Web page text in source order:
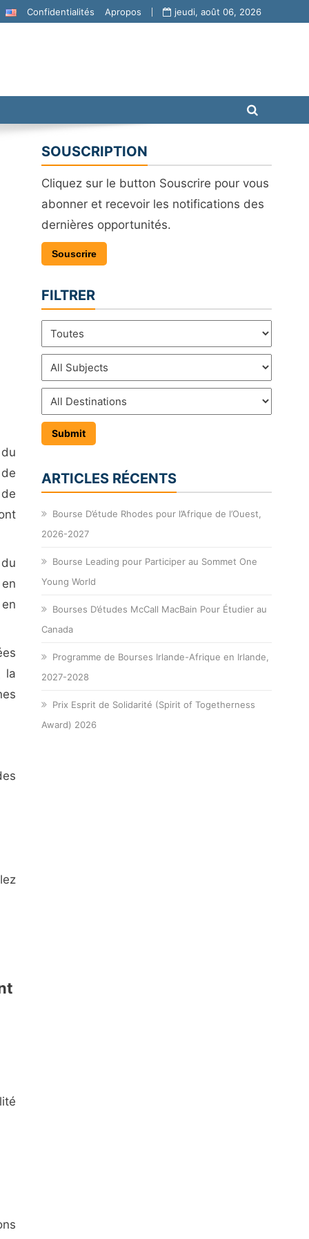
Confidentialités Apropos jeudi, août 06, 2026
la
SOUSCRIPTION
Cliquez sur le button Souscrire pour vous
abonner et recevoir les notifications des
dernières opportunités.
Souscrire
FILTRER
ARTICLES RÉCENTS
Bourse D’étude Rhodes pour l’Afrique de l’Ouest,
2026-2027
Bourse Leading pour Participer au Sommet One
Young World
Bourses D’études McCall MacBain Pour Étudier au
Canada
Programme de Bourses Irlande-Afrique en Irlande,
2027-2028
Prix Esprit de Solidarité (Spirit of Togetherness
Award) 2026